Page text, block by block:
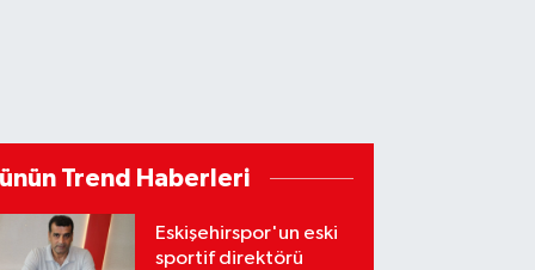
Trend Haberleri
Eskişehirspor'un eski
sportif direktörü